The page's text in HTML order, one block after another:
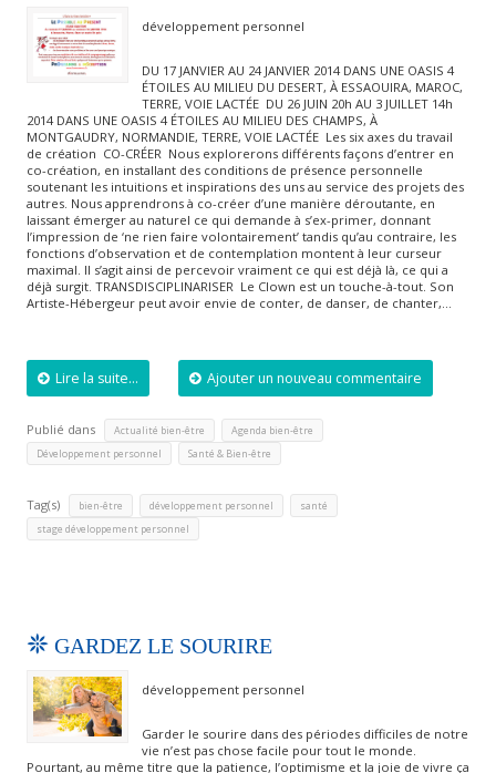
développement personnel
DU 17 JANVIER AU 24 JANVIER 2014 DANS UNE OASIS 4
ÉTOILES AU MILIEU DU DESERT, À ESSAOUIRA, MAROC,
TERRE, VOIE LACTÉE DU 26 JUIN 20h AU 3 JUILLET 14h
2014 DANS UNE OASIS 4 ÉTOILES AU MILIEU DES CHAMPS, À
MONTGAUDRY, NORMANDIE, TERRE, VOIE LACTÉE Les six axes du travail
de création CO-CRÉER Nous explorerons différents façons d’entrer en
co-création, en installant des conditions de présence personnelle
soutenant les intuitions et inspirations des uns au service des projets des
autres. Nous apprendrons à co-créer d’une manière déroutante, en
laissant émerger au naturel ce qui demande à s’ex-primer, donnant
l’impression de ‘ne rien faire volontairement’ tandis qu’au contraire, les
fonctions d’observation et de contemplation montent à leur curseur
maximal. Il s’agit ainsi de percevoir vraiment ce qui est déjà là, ce qui a
déjà surgit. TRANSDISCIPLINARISER Le Clown est un touche-à-tout. Son
Artiste-Hébergeur peut avoir envie de conter, de danser, de chanter,…
Lire la suite... Ajouter un nouveau commentaire
Publié dans Actualité bien-être Agenda bien-être
Développement personnel Santé & Bien-être
Tag(s) bien-être développement personnel santé
stage développement personnel
GARDEZ LE SOURIRE
développement personnel
Garder le sourire dans des périodes difficiles de notre
vie n’est pas chose facile pour tout le monde.
Pourtant, au même titre que la patience, l’optimisme et la joie de vivre ça